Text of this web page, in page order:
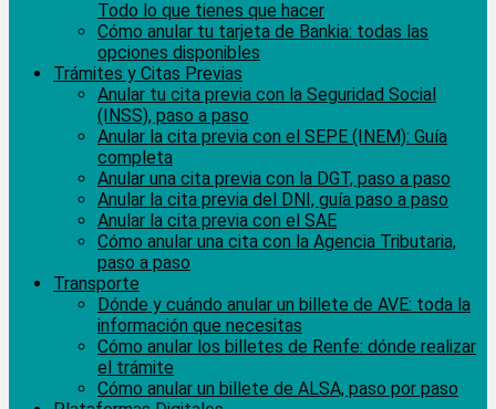
Todo lo que tienes que hacer
Cómo anular tu tarjeta de Bankia: todas las
opciones disponibles
Trámites y Citas Previas
Anular tu cita previa con la Seguridad Social
(INSS), paso a paso
Anular la cita previa con el SEPE (INEM): Guía
completa
Anular una cita previa con la DGT, paso a paso
Anular la cita previa del DNI, guía paso a paso
Anular la cita previa con el SAE
Cómo anular una cita con la Agencia Tributaria,
paso a paso
Transporte
Dónde y cuándo anular un billete de AVE: toda la
información que necesitas
Cómo anular los billetes de Renfe: dónde realizar
el trámite
Cómo anular un billete de ALSA, paso por paso